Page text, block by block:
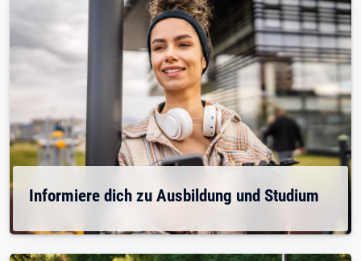
Informiere dich zu Ausbildung und Studium